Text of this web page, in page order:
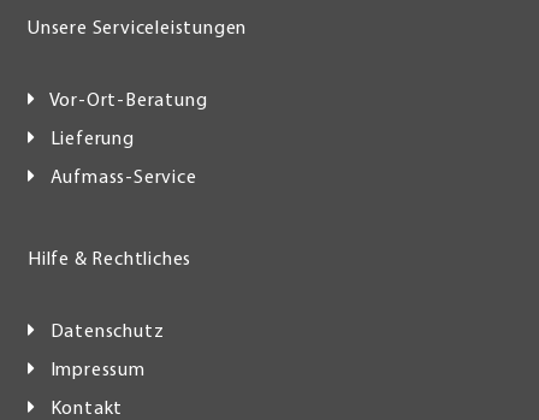
Unsere Serviceleistungen
Vor-Ort-Beratung
Lieferung
Aufmass-Service
Hilfe & Rechtliches
Datenschutz
Impressum
Kontakt